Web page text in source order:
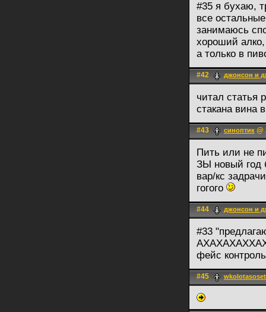
#35 я бухаю,
все
занимаюсь
хороший
а только в
#42 джонсон и
читал статья
стакана вина
#43 синоптик @
Пить или не
ЗЫ новый год
вар/кс
гогого
#44 джонсон и
#33
фейс
#45 wkolotasoset